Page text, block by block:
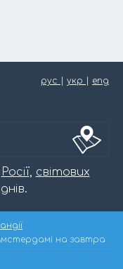
рус укр eng
Росії, світових
на завтра